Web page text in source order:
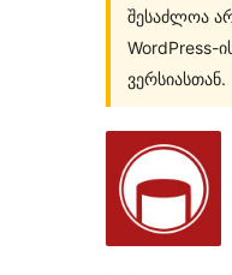
შესაძლოა
WordPress-
ვერსიასთან.